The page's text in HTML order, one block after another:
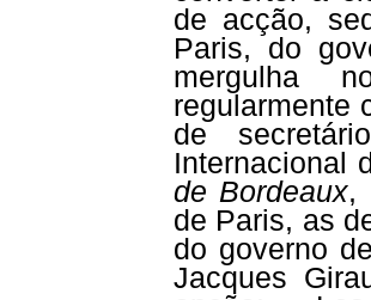
de acção,
Paris, do
mergulha
regularmente
de
Internacional
de Bordeaux,
de Paris, as
do governo
Jacques